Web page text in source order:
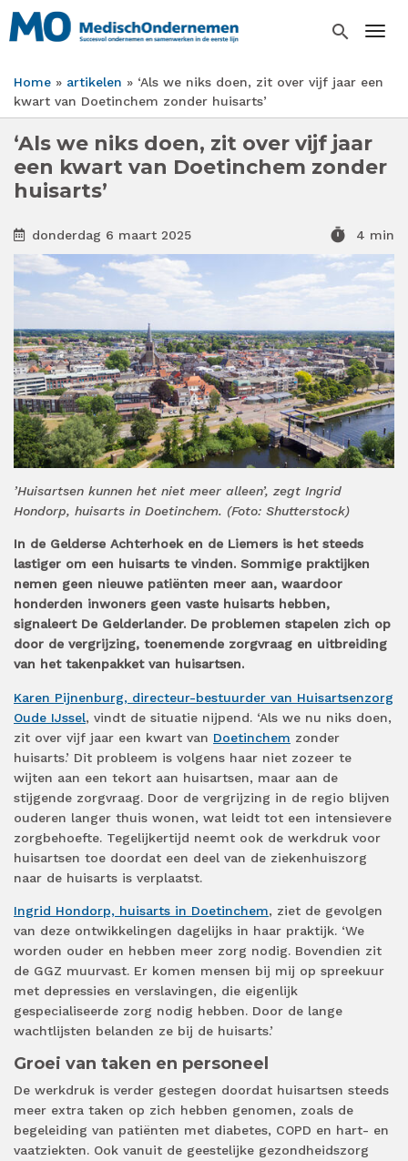
Overslaan
en
inhoud
gaan
search
Kruimelpad
Home artikelen
‘Als we niks doen, zit over vijf jaar een
kwart van Doetinchem zonder huisarts’
‘Als we niks doen, zit over vijf jaar
een kwart van Doetinchem zonder
huisarts’
donderdag 6 maart 2025 timer 4 min
’Huisartsen kunnen het niet meer alleen’, zegt Ingrid
Hondorp, huisarts in Doetinchem. (Foto: Shutterstock)
In de Gelderse Achterhoek en de Liemers is het steeds
lastiger om een huisarts te vinden. Sommige praktijken
nemen geen nieuwe patiënten meer aan, waardoor
honderden inwoners geen vaste huisarts hebben,
signaleert De Gelderlander. De problemen stapelen zich op
door de vergrijzing, toenemende zorgvraag en uitbreiding
van het takenpakket van huisartsen.
Karen Pijnenburg, directeur-bestuurder van Huisartsenzorg
Oude IJssel, vindt de situatie nijpend. ‘Als we nu niks doen,
zit over vijf jaar een kwart van Doetinchem zonder
huisarts.’ Dit probleem is volgens haar niet zozeer te
wijten aan een tekort aan huisartsen, maar aan de
stijgende zorgvraag. Door de vergrijzing in de regio blijven
ouderen langer thuis wonen, wat leidt tot een intensievere
zorgbehoefte. Tegelijkertijd neemt ook de werkdruk voor
huisartsen toe doordat een deel van de ziekenhuiszorg
naar de huisarts is verplaatst.
Ingrid Hondorp, huisarts in Doetinchem, ziet de gevolgen
van deze ontwikkelingen dagelijks in haar praktijk. ‘We
worden ouder en hebben meer zorg nodig. Bovendien zit
de GGZ muurvast. Er komen mensen bij mij op spreekuur
met depressies en verslavingen, die eigenlijk
gespecialiseerde zorg nodig hebben. Door de lange
wachtlijsten belanden ze bij de huisarts.’
Groei van taken en personeel
De werkdruk is verder gestegen doordat huisartsen steeds
meer extra taken op zich hebben genomen, zoals de
begeleiding van patiënten met diabetes, COPD en hart- en
vaatziekten. Ook vanuit de geestelijke gezondheidszorg